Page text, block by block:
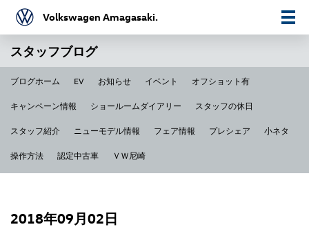
Volkswagen Amagasaki.
スタッフブログ
ブログホーム EV お知らせ イベント オフショット有
キャンペーン情報 ショールームダイアリー スタッフの休日
スタッフ紹介 ニューモデル情報 フェア情報 プレシェア 小ネタ
操作方法 認定中古車 ＶＷ尼崎
2018年09月02日